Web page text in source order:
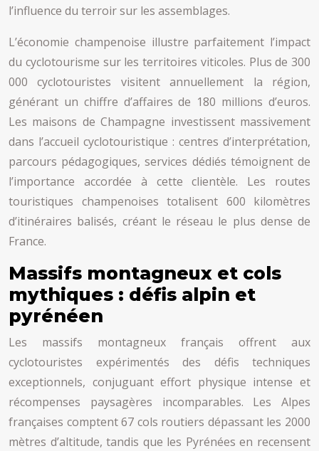
l’influence du terroir sur les assemblages.
L’économie champenoise illustre parfaitement l’impact
du cyclotourisme sur les territoires viticoles. Plus de 300
000 cyclotouristes visitent annuellement la région,
générant un chiffre d’affaires de 180 millions d’euros.
Les maisons de Champagne investissent massivement
dans l’accueil cyclotouristique : centres d’interprétation,
parcours pédagogiques, services dédiés témoignent de
l’importance accordée à cette clientèle. Les routes
touristiques champenoises totalisent 600 kilomètres
d’itinéraires balisés, créant le réseau le plus dense de
France.
Massifs montagneux et cols
mythiques : défis alpin et
pyrénéen
Les massifs montagneux français offrent aux
cyclotouristes expérimentés des défis techniques
exceptionnels, conjuguant effort physique intense et
récompenses paysagères incomparables. Les Alpes
françaises comptent 67 cols routiers dépassant les 2000
mètres d’altitude, tandis que les Pyrénées en recensent